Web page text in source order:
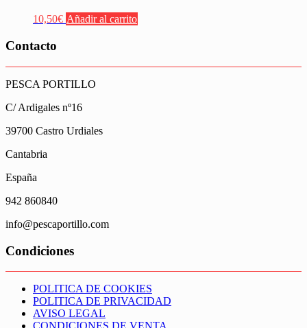
10,50€ Añadir al carrito
Contacto
PESCA PORTILLO
C/ Ardigales nº16
39700 Castro Urdiales
Cantabria
España
942 860840
info@pescaportillo.com
Condiciones
POLITICA DE COOKIES
POLITICA DE PRIVACIDAD
AVISO LEGAL